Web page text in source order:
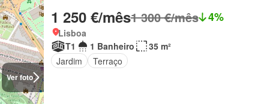
Ver foto
1 250 €/mês1 300 €/mês 4%
Lisboa
T1
1 Banheiro
35 m²
Jardim
Terraço